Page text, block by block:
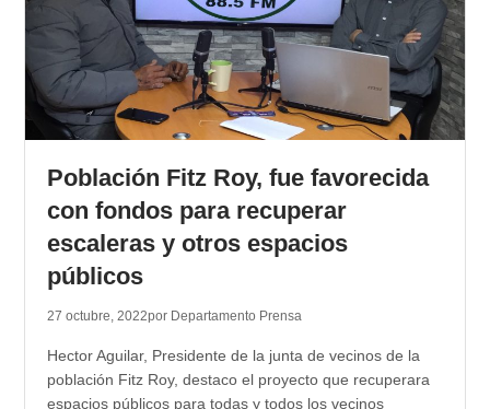
Población Fitz Roy, fue favorecida
con fondos para recuperar
escaleras y otros espacios
públicos
27 octubre, 2022por Departamento Prensa
Hector Aguilar, Presidente de la junta de vecinos de la
población Fitz Roy, destaco el proyecto que recuperara
espacios públicos para todas y todos los vecinos